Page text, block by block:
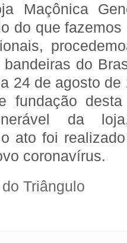
Maçônica
do que fazemos
bandeiras do
24 de agosto
fundação desta
da
ato foi
coronavírus.
Triângulo